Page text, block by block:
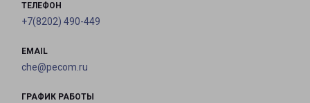
ТЕЛЕФОН
+7(8202) 490-449
EMAIL
che@pecom.ru
ГРАФИК РАБОТЫ